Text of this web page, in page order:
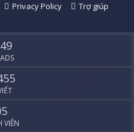
Privacy Policy
Trợ giúp
VIÊN